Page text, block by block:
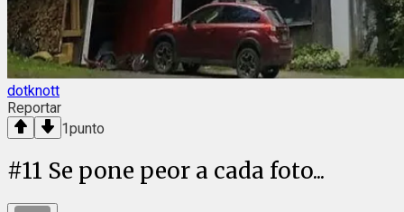
dotknott
Reportar
1punto
#11 Se pone peor a cada foto...